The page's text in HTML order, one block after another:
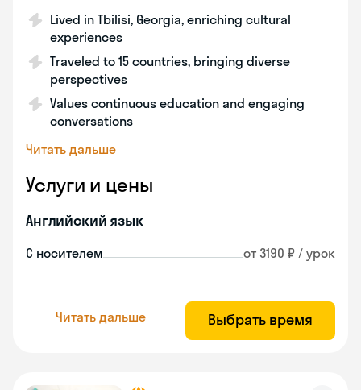
Lived in Tbilisi, Georgia, enriching cultural
experiences
Traveled to 15 countries, bringing diverse
perspectives
Values continuous education and engaging
conversations
Читать дальше
Услуги и цены
Английский язык
С носителем от 3190 ₽ / урок
Читать дальше Выбрать время